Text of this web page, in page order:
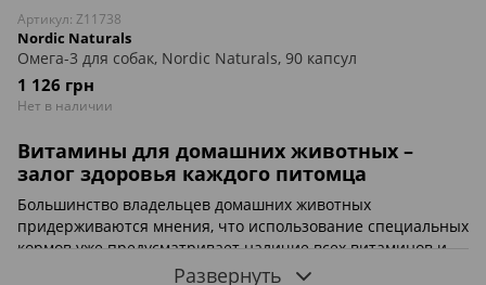
Артикул: Z11738
Nordic Naturals
Омега-3 для собак, Nordic Naturals, 90 капсул
1 126 грн
Нет в наличии
Витамины для домашних животных –
залог здоровья каждого питомца
Большинство владельцев домашних животных
придерживаются мнения, что использование специальных
кормов уже предусматривает наличие всех витаминов и
минералов, которые могут понадобиться питомцу для
Развернуть